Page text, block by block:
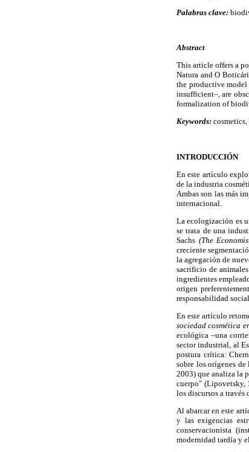
Palabras clave:
Abstract
This article offers a
Natura and O
the productive
insufficient–, are
formalization of
Keywords:
INTRODUCCIÓN
En este artículo
de la industria
Ambas son las más
internacional.
La ecologización es
se trata de una
Sachs (The
creciente
la agregación de
sacrificio de
ingredientes
origen
responsabilidad
En este artículo
sociedad cosmética
ecológica –una
sector industrial, al
postura crítica:
sobre los orígenes
2003) que analiza la
cuerpo" (Lipovetsky,
los discursos a
Al abarcar en este
y las exigencias
conservacionista
modernidad tardía y